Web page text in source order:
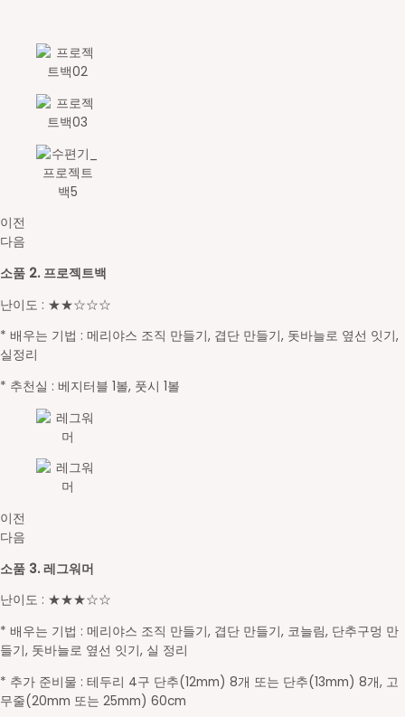
이전
다음
소품 2. 프로젝트백
난이도 : ★★☆☆☆
* 배우는 기법 : 메리야스 조직 만들기, 겹단 만들기, 돗바늘로 옆선 잇기,
실정리
* 추천실 : 베지터블 1볼, 풋시 1볼
이전
다음
소품 3. 레그워머
난이도 : ★★★☆☆
* 배우는 기법 : 메리야스 조직 만들기, 겹단 만들기, 코늘림, 단추구멍 만
들기, 돗바늘로 옆선 잇기, 실 정리
* 추가 준비물 : 테두리 4구 단추(12mm) 8개 또는 단추(13mm) 8개, 고
무줄(20mm 또는 25mm) 60cm